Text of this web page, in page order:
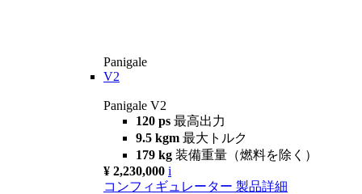
Panigale
V2
Panigale V2
120 ps 最高出力
9.5 kgm 最大トルク
179 kg 装備重量（燃料を除く）
¥ 2,230,000 i
コンフィギュレーター 製品詳細